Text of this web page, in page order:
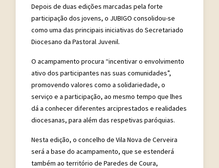
Depois de duas edições marcadas pela forte
participação dos jovens, o JUBIGO consolidou-se
como uma das principais iniciativas do Secretariado
Diocesano da Pastoral Juvenil.
O acampamento procura “incentivar o envolvimento
ativo dos participantes nas suas comunidades”,
promovendo valores como a solidariedade, o
serviço e a participação, ao mesmo tempo que lhes
dá a conhecer diferentes arciprestados e realidades
diocesanas, para além das respetivas paróquias.
Nesta edição, o concelho de Vila Nova de Cerveira
será a base do acampamento, que se estenderá
também ao território de Paredes de Coura,